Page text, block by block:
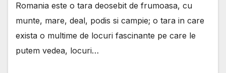
Romania este o tara deosebit de frumoasa, cu
munte, mare, deal, podis si campie; o tara in care
exista o multime de locuri fascinante pe care le
putem vedea, locuri…